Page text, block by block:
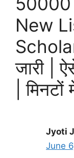
New
जारी |
|
Jyoti
June